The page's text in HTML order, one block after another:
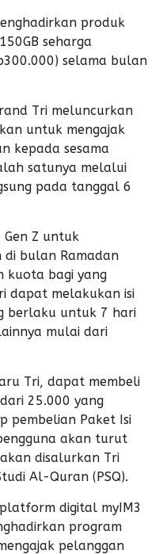
produk
seharga
selama bulan
Tri meluncurkan
untuk mengajak
kepada sesama
satunya melalui
pada tanggal 6
Gen Z untuk
di bulan Ramadan
kuota bagi yang
dapat melakukan isi
berlaku untuk 7 hari
mulai dari
Tri, dapat membeli
25.000 yang
pembelian Paket Isi
akan turut
disalurkan Tri
Al-Quran (PSQ).
digital myIM3
program
pelanggan